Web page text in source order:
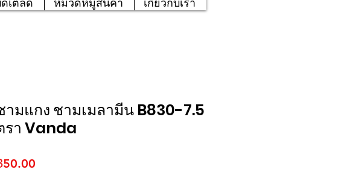
ดเตล็ด หมวดหมู่สินค้า เกี่ยวกับเรา
ามแกง ชามเมลามีน B830-7.5
รา Vanda
50.00